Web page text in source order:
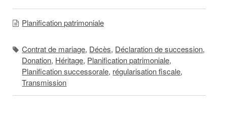
Planification patrimoniale
Contrat de mariage, Décès, Déclaration de succession,
Donation, Héritage, Planification patrimoniale,
Planification successorale, régularisation fiscale,
Transmission